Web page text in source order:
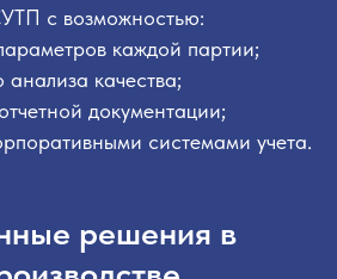
с возможностью:
каждой партии;
анализа качества;
документации;
системами учета.
решения в